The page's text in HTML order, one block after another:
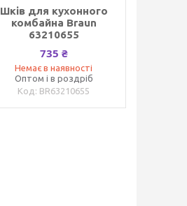
Шків для кухонного
комбайна Braun
63210655
735 ₴
Немає в наявності
Оптом і в роздріб
BR63210655